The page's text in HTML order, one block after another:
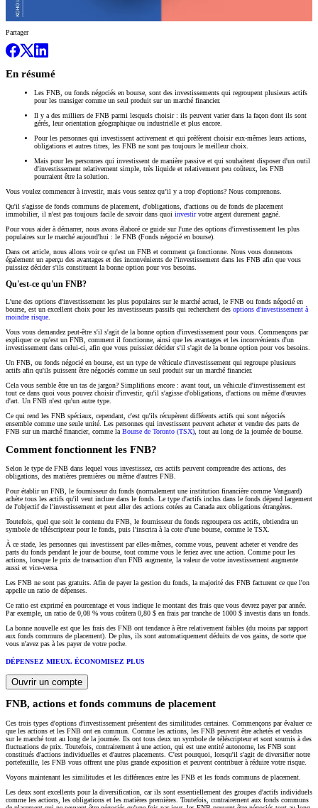
Partager
En résumé
Les FNB, ou fonds négociés en bourse, sont des investissements qui regroupent plusieurs actifs
pour les transiger comme un seul produit sur un marché financier.
Il y a des milliers de FNB parmi lesquels choisir : ils peuvent varier dans la façon dont ils sont
gérés, leur orientation géographique ou industrielle et plus encore.
Pour les personnes qui investissent activement et qui préfèrent choisir eux-mêmes leurs actions,
obligations et autres titres, les FNB ne sont pas toujours le meilleur choix.
Mais pour les personnes qui investissent de manière passive et qui souhaitent disposer d'un outil
d'investissement relativement simple, très liquide et relativement peu coûteux, les FNB
pourraient être la solution.
Vous voulez commencer à investir, mais vous sentez qu’il y a trop d'options? Nous comprenons.
Qu'il s'agisse de fonds communs de placement, d'obligations, d'actions ou de fonds de placement
immobilier, il n'est pas toujours facile de savoir dans quoi investirvotre argent durement gagné.
Pour vous aider à démarrer, nous avons élaboré ce guide sur l'une des options d'investissement les plus
populaires sur le marché aujourd'hui : le FNB (Fonds négocié en bourse).
Dans cet article, nous allons voir ce qu'est un FNB et comment ça fonctionne. Nous vous donnerons
également un aperçu des avantages et des inconvénients de l'investissement dans les FNB afin que vous
puissiez décider s'ils constituent la bonne option pour vos besoins.
Qu'est-ce qu'un FNB?
L'une des options d'investissement les plus populaires sur le marché actuel, le FNB ou fonds négocié en
bourse, est un excellent choix pour les investisseurs passifs qui recherchent des options d'investissement à
moindre risque
Vous vous demandez peut-être s'il s'agit de la bonne option d'investissement pour vous. Commençons par
expliquer ce qu'est un FNB, comment il fonctionne, ainsi que les avantages et les inconvénients d'un
investissement dans celui-ci, afin que vous puissiez décider s'il s'agit de la bonne option pour vos besoins.
Un FNB, ou fonds négocié en bourse, est un type de véhicule d'investissement qui regroupe plusieurs
actifs afin qu'ils puissent être négociés comme un seul produit sur un marché financier.
Cela vous semble être un tas de jargon? Simplifions encore : avant tout, un véhicule d'investissement est
tout ce dans quoi vous pouvez choisir d'investir, qu'il s'agisse d'obligations, d'actions ou même d'œuvres
d'art. Un FNB n'est qu'un autre type.
Ce qui rend les FNB spéciaux, cependant, c'est qu'ils récupèrent différents actifs qui sont négociés
ensemble comme une seule unité. Les personnes qui investissent peuvent acheter et vendre des parts de
FNB sur un marché financier, comme la Bourse de Toronto (TSX) , tout au long de la journée de bourse.
Comment fonctionnent les FNB?
Selon le type de FNB dans lequel vous investissez, ces actifs peuvent comprendre des actions, des
obligations, des matières premières ou même d'autres FNB.
Pour établir un FNB, le fournisseur du fonds (normalement une institution financière comme Vanguard)
achète tous les actifs qu'il veut inclure dans le fonds. Le type d'actifs inclus dans le fonds dépend largement
de l'objectif de l'investissement et peut aller des actions cotées au Canada aux obligations étrangères.
Toutefois, quel que soit le contenu du FNB, le fournisseur du fonds regroupera ces actifs, obtiendra un
symbole de téléscripteur pour le fonds, puis l'inscrira à la cote d'une bourse, comme le TSX.
À ce stade, les personnes qui investissent par elles-mêmes, comme vous, peuvent acheter et vendre des
parts du fonds pendant le jour de bourse, tout comme vous le feriez avec une action. Comme pour les
actions, lorsque le prix de transaction d'un FNB augmente, la valeur de votre investissement augmente
aussi et vice-versa.
Les FNB ne sont pas gratuits. Afin de payer la gestion du fonds, la majorité des FNB facturent ce que l'on
appelle un ratio de dépenses.
Ce ratio est exprimé en pourcentage et vous indique le montant des frais que vous devrez payer par année.
Par exemple, un ratio de 0,08 % vous coûtera 0,80 $ en frais par tranche de 1000 $ investis dans un fonds.
La bonne nouvelle est que les frais des FNB ont tendance à être relativement faibles (du moins par rapport
aux fonds communs de placement). De plus, ils sont automatiquement déduits de vos gains, de sorte que
vous n'avez pas à les payer de votre poche.
DÉPENSEZ MIEUX. ÉCONOMISEZ PLUS
Ouvrir un compte
FNB, actions et fonds communs de placement
Ces trois types d'options d'investissement présentent des similitudes certaines. Commençons par évaluer ce
que les actions et les FNB ont en commun. Comme les actions, les FNB peuvent être achetés et vendus
sur le marché tout au long de la journée. Ils ont tous deux un symbole de téléscripteur et sont soumis à des
fluctuations de prix. Toutefois, contrairement à une action, qui est une entité autonome, les FNB sont
constitués d'actions individuelles et d'autres placements. C'est pourquoi, lorsqu'il s'agit de diversifier notre
portefeuille, les FNB vous offrent une plus grande exposition et peuvent contribuer à réduire votre risque.
Voyons maintenant les similitudes et les différences entre les FNB et les fonds communs de placement.
Les deux sont excellents pour la diversification, car ils sont essentiellement des groupes d'actifs individuels
comme les actions, les obligations et les matières premières. Toutefois, contrairement aux fonds communs